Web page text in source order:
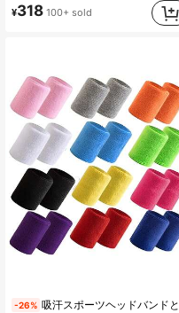
¥318 100+ sold
-26% 吸汗スポーツヘッドバンドとリストバンドのセット、ジム、フットボール、その他のスポーツに適しています。スポーツプロテクター、男性用アウトドア吸汗リストバンド - ヨガ、フィットネス、テニス、バスケットボール、縄跳び、ランニング、ハイキング、サイクリング、その他のワークアウト活動に最適。